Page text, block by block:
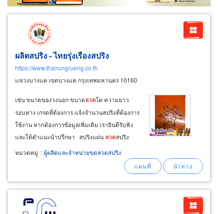
ผลิตสปริง - ไทยรุ่งเรืองสปริง
https://www.thairungrueng.co.th
แขวงบางแค เขตบางแค กรุงเทพมหานคร 10160
เช่น ขนาดของวงนอก ขนาดลวดโต ความยาว
รอบห่าง เกรดที่ต้องการ แจ้งจำนวนสปริงที่ต้องการ
ใช้งาน หากต้องการข้อมูลเพิ่มเติม เรายินดีรับฟัง
และให้คำแนะนำปรึกษา สปริงแผ่น ลวดสปริง
สปริงทองเหลือง สปริงทองแดง สปริงสแตนเลส
สปริงลาน สปริงกิ๊บล็อค แหวนสปริง ชิ้นส่วนอะไหล่
หมวดหมู่ :ผู้ผลิตและจำหน่ายขดลวดสปริง